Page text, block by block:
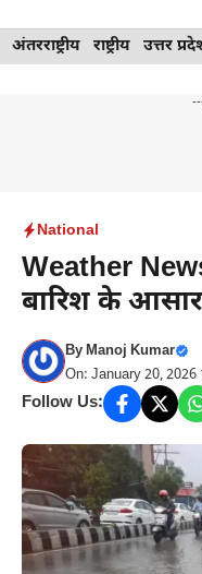
Skip
to
अंतरराष्ट्रीय राष्ट्रीय उत्तर
National
Weather
बारिश के आसार
ByManoj Kumar
On: January 20, 2026
Follow Us: